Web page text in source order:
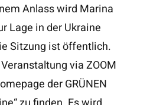
Anlass wird Marina
Lage in der Ukraine
Sitzung ist öffentlich.
via ZOOM
der GRÜNEN